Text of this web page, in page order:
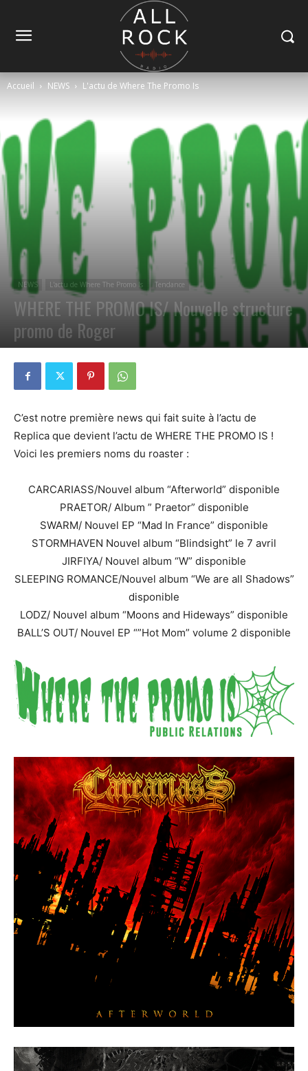
Accueil NEWS L'actu de Where The Promo Is
NEWS L'actu de Where The Promo Is Tendance
WHERE THE PROMO IS/ Nouvelle structure
promo de Roger
C’est notre première news qui fait suite à l’actu de
Replica que devient l’actu de WHERE THE PROMO IS !
Voici les premiers noms du roaster :
CARCARIASS/Nouvel album “Afterworld” disponible
PRAETOR/ Album ” Praetor” disponible
SWARM/ Nouvel EP “Mad In France” disponible
STORMHAVEN Nouvel album “Blindsight” le 7 avril
JIRFIYA/ Nouvel album “W” disponible
SLEEPING ROMANCE/Nouvel album “We are all Shadows”
disponible
LODZ/ Nouvel album “Moons and Hideways” disponible
BALL’S OUT/ Nouvel EP “”Hot Mom” volume 2 disponible